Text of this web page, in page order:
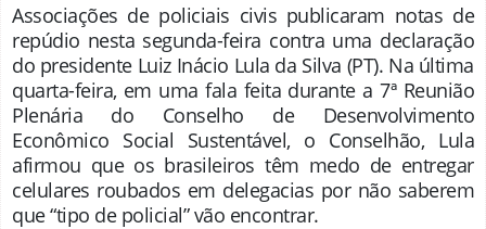
Associações de policiais civis publicaram notas de
repúdio nesta segunda-feira contra uma declaração
do presidente Luiz Inácio Lula da Silva (PT). Na última
quarta-feira, em uma fala feita durante a 7ª Reunião
Plenária do Conselho de Desenvolvimento
Econômico Social Sustentável, o Conselhão, Lula
afirmou que os brasileiros têm medo de entregar
celulares roubados em delegacias por não saberem
que “tipo de policial” vão encontrar.